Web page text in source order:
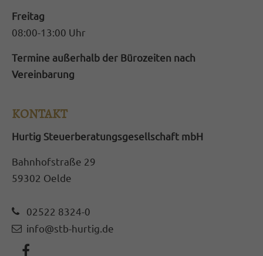
Freitag
08:00-13:00 Uhr
Termine außerhalb der Bürozeiten nach
Vereinbarung
KONTAKT
Hurtig Steuerberatungsgesellschaft mbH
Bahnhofstraße 29
59302 Oelde
02522 8324-0
info@stb-hurtig.de